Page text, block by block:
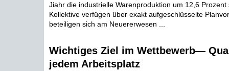
Jiahr die industrielle Warenproduktion um 12,6 Prozent
Kollektive verfügen über exakt aufgeschlüsselte
beteiligen sich am Neuererwesen ...
Wichtiges Ziel im Wettbewerb—
jedem Arbeitsplatz